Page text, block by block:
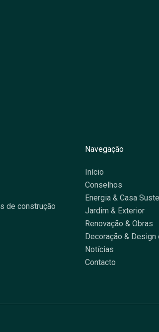
de construção
Navegação
Início
Conselhos
Energia & Casa
Jardim & Exterior
Renovação & Obras
Decoração &
Notícias
Contacto